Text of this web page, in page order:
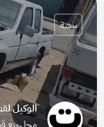
الوكيل
بيشة